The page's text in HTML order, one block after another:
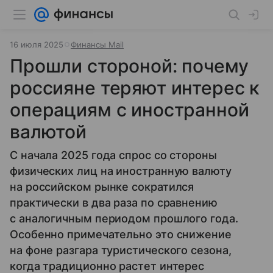
16 июля 2025 Финансы Mail
Прошли стороной: почему
россияне теряют интерес к
операциям с иностранной
валютой
С начала 2025 года спрос со стороны
физических лиц на иностранную валюту
на российском рынке сократился
практически в два раза по сравнению
с аналогичным периодом прошлого года.
Особенно примечательно это снижение
на фоне разгара туристического сезона,
когда традиционно растет интерес